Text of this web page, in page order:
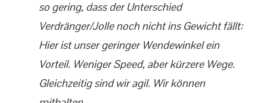
so gering, dass der Unterschied
Verdränger/Jolle noch nicht ins Gewicht fällt:
Hier ist unser geringer Wendewinkel ein
Vorteil. Weniger Speed, aber kürzere Wege.
Gleichzeitig sind wir agil. Wir können